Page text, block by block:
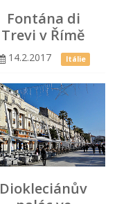
Fontána di
Trevi v Římě
14.2.2017 Itálie
Diokleciánův